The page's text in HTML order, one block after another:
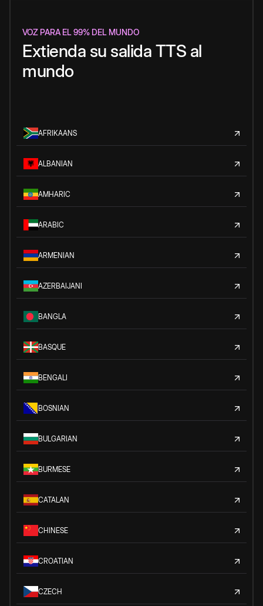
VOZ PARA EL 99% DEL MUNDO
Extienda su salida TTS al
mundo
AFRIKAANS
ALBANIAN
AMHARIC
ARABIC
ARMENIAN
AZERBAIJANI
BANGLA
BASQUE
BENGALI
BOSNIAN
BULGARIAN
BURMESE
CATALAN
CHINESE
CROATIAN
CZECH